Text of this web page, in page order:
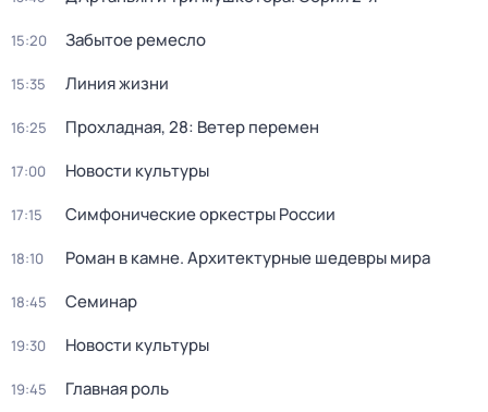
15:20 Забытое ремесло
15:35 Линия жизни
16:25 Прохладная, 28: Ветер перемен
17:00 Новости культуры
17:15 Симфонические оркестры России
18:10 Роман в камне. Архитектурные шедевры мира
18:45 Семинар
19:30 Новости культуры
19:45 Главная роль